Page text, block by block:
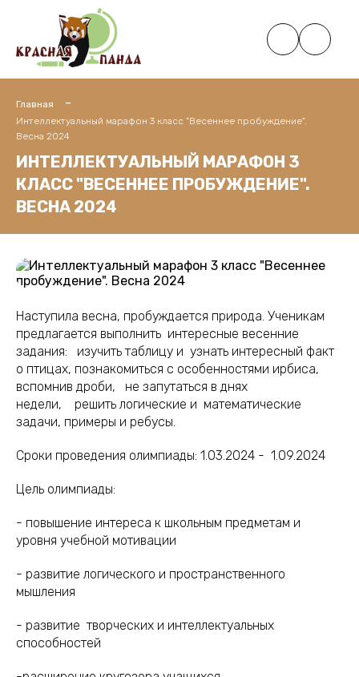
Главная
Интеллектуальный марафон 3 класс "Весеннее пробуждение".
Весна 2024
ИНТЕЛЛЕКТУАЛЬНЫЙ МАРАФОН 3
КЛАСС "ВЕСЕННЕЕ ПРОБУЖДЕНИЕ".
ВЕСНА 2024
Наступила весна, пробуждается природа. Ученикам
предлагается выполнить интересные весенние
задания: изучить таблицу и узнать интересный факт
о птицах, познакомиться с особенностями ирбиса,
вспомнив дроби, не запутаться в днях
недели, решить логические и математические
задачи, примеры и ребусы.
Сроки проведения олимпиады: 1.03.2024 - 1.09.2024
Цель олимпиады:
- повышение интереса к школьным предметам и
уровня учебной мотивации
- развитие логического и пространственного
мышления
- развитие творческих и интеллектуальных
способностей